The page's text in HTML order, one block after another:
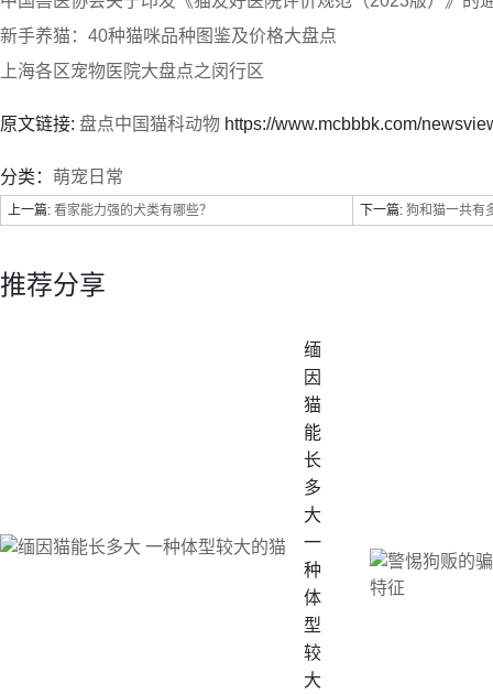
新手养猫：40种猫咪品种图鉴及价格大盘点
上海各区宠物医院大盘点之闵行区
原文链接: 盘点中国猫科动物 https://www.mcbbbk.com/
分类： 萌宠日常
上一篇: 看家能力强的犬类有哪些？ 下一篇: 狗和猫一共有
推荐分享
缅
因
猫
能
长
多
大
一
种
体
型
较
大